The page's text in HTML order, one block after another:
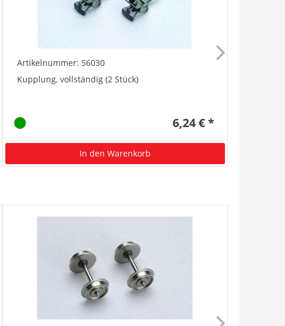
Artikelnummer: 56030
Kupplung, vollständig (2 Stück)
6,24 € *
In den Warenkorb